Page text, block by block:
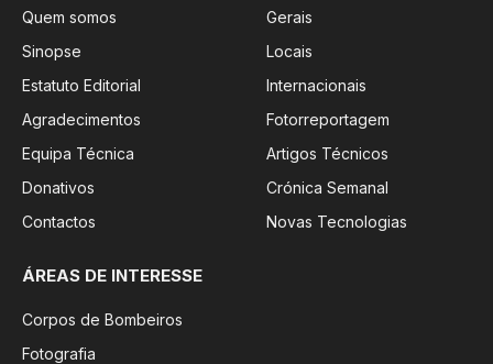
Quem somos
Sinopse
Estatuto Editorial
Agradecimentos
Equipa Técnica
Donativos
Contactos
Gerais
Locais
Internacionais
Fotorreportagem
Artigos Técnicos
Crónica Semanal
Novas Tecnologias
ÁREAS DE INTERESSE
Corpos de Bombeiros
Fotografia